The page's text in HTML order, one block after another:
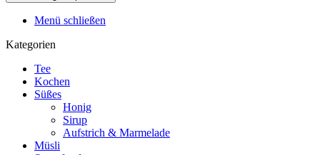
Menü schließen
Kategorien
Tee
Kochen
Süßes
Honig
Sirup
Aufstrich & Marmelade
Müsli